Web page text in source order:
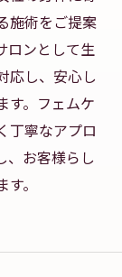
施術をご提案
ロンとして生
応し、安心し
す。フェムケ
丁寧なアプロ
、お客様らし
。